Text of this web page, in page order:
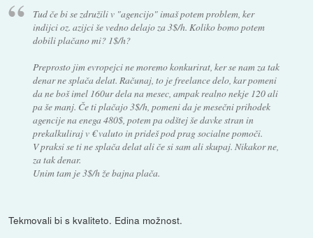
Tud če bi se združili v "agencijo" imaš potem problem, ker
indijci oz. azijci še vedno delajo za 3$/h. Koliko bomo potem
dobili plačano mi? 1$/h?
Preprosto jim evropejci ne moremo konkurirat, ker se nam za tak
denar ne splača delat. Računaj, to je freelance delo, kar pomeni
da ne boš imel 160ur dela na mesec, ampak realno nekje 120 ali
pa še manj. Če ti plačajo 3$/h, pomeni da je mesečni prihodek
agencije na enega 480$, potem pa odštej še davke stran in
prekalkuliraj v € valuto in prideš pod prag socialne pomoči.
V praksi se ti ne splača delat ali če si sam ali skupaj. Nikakor ne,
za tak denar.
Unim tam je 3$/h že bajna plača.
Tekmovali bi s kvaliteto. Edina možnost.